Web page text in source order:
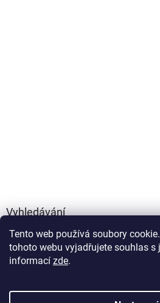
Tento web používá soubory
tohoto webu vyjadřujete souhlas s
informací zde.
Vyhledávání